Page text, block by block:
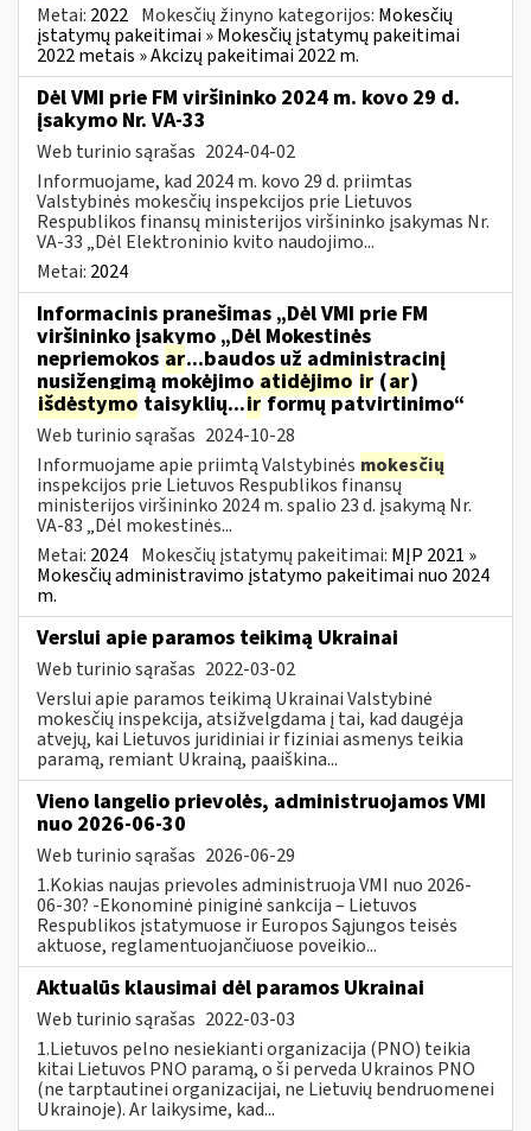
Metai: 2022 Mokesčių žinyno kategorijos: Mokesčių
įstatymų pakeitimai » Mokesčių įstatymų pakeitimai
2022 metais » Akcizų pakeitimai 2022 m.
Dėl VMI prie FM viršininko 2024 m. kovo 29 d.
įsakymo Nr. VA-33
Web turinio sąrašas 2024-04-02
Informuojame, kad 2024 m. kovo 29 d. priimtas
Valstybinės mokesčių inspekcijos prie Lietuvos
Respublikos finansų ministerijos viršininko įsakymas Nr.
VA-33 „Dėl Elektroninio kvito naudojimo...
Metai: 2024
Informacinis pranešimas „Dėl VMI prie FM
viršininko įsakymo „Dėl Mokestinės
nepriemokos ar...baudos už administracinį
nusižengimą mokėjimo atidėjimo ir (ar)
išdėstymo taisyklių...irformų patvirtinimo“
Web turinio sąrašas 2024-10-28
Informuojame apie priimtą Valstybinės mokesčių
inspekcijos prie Lietuvos Respublikos finansų
ministerijos viršininko 2024 m. spalio 23 d. įsakymą Nr.
VA-83 „Dėl mokestinės...
Metai: 2024 Mokesčių įstatymų pakeitimai: MĮP 2021 »
Mokesčių administravimo įstatymo pakeitimai nuo 2024
m.
Verslui apie paramos teikimą Ukrainai
Web turinio sąrašas 2022-03-02
Verslui apie paramos teikimą Ukrainai Valstybinė
mokesčių inspekcija, atsižvelgdama į tai, kad daugėja
atvejų, kai Lietuvos juridiniai ir fiziniai asmenys teikia
paramą, remiant Ukrainą, paaiškina...
Vieno langelio prievolės, administruojamos VMI
nuo 2026-06-30
Web turinio sąrašas 2026-06-29
1.Kokias naujas prievoles administruoja VMI nuo 2026-
06-30? -Ekonominė piniginė sankcija – Lietuvos
Respublikos įstatymuose ir Europos Sąjungos teisės
aktuose, reglamentuojančiuose poveikio...
Aktualūs klausimai dėl paramos Ukrainai
Web turinio sąrašas 2022-03-03
1.Lietuvos pelno nesiekianti organizacija (PNO) teikia
kitai Lietuvos PNO paramą, o ši perveda Ukrainos PNO
(ne tarptautinei organizacijai, ne Lietuvių bendruomenei
Ukrainoje). Ar laikysime, kad...